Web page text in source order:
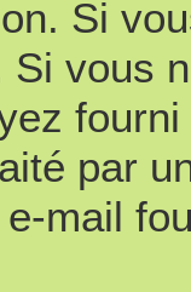
Si
vous
par
mail